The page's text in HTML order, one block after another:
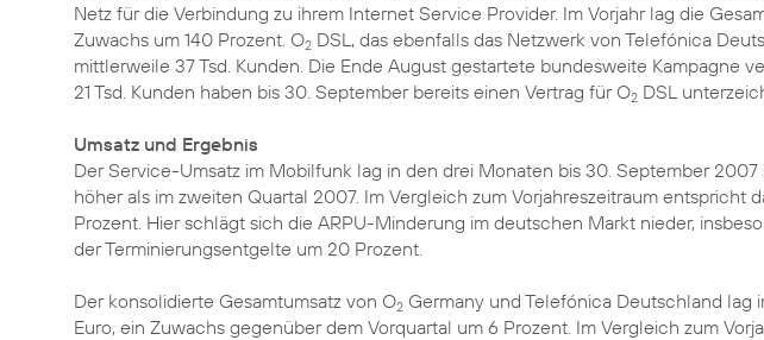
Netz für die Verbindung zu ihrem Internet Service Provider. Im Vorjahr lag die
Zuwachs um 140 Prozent. O2 DSL, das ebenfalls das Netzwerk von Telefónica
mittlerweile 37 Tsd. Kunden. Die Ende August gestartete bundesweite Kampagne
21 Tsd. Kunden haben bis 30. September bereits einen Vertrag für O2 DSL
Umsatz und Ergebnis
Der Service-Umsatz im Mobilfunk lag in den drei Monaten bis 30. September 2007
höher als im zweiten Quartal 2007. Im Vergleich zum Vorjahreszeitraum entspricht
Prozent. Hier schlägt sich die ARPU-Minderung im deutschen Markt nieder,
der Terminierungsentgelte um 20 Prozent.
Der konsolidierte Gesamtumsatz von O2 Germany und Telefónica Deutschland lag
Euro, ein Zuwachs gegenüber dem Vorquartal um 6 Prozent. Im Vergleich zum